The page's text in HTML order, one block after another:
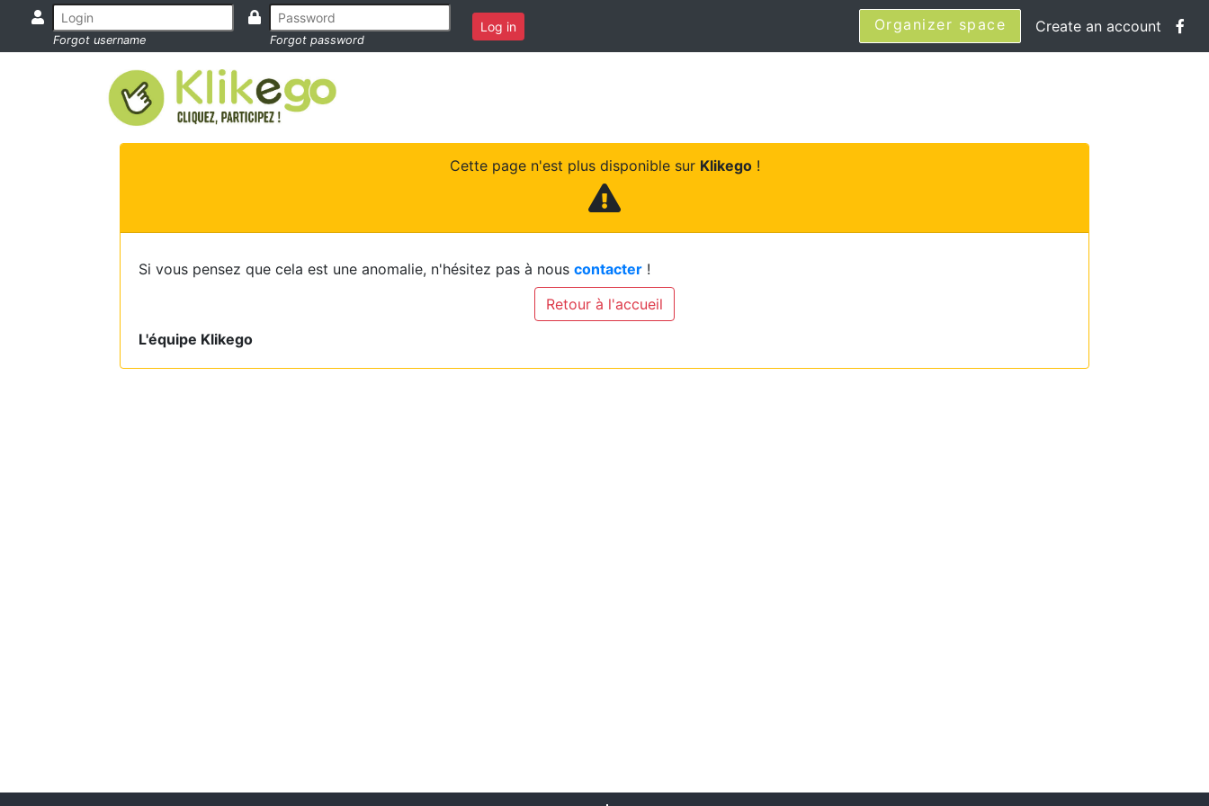
Forgot username Forgot password
Log in Organizer space Create an account
Cette page n'est plus disponible sur Klikego!
Si vous pensez que cela est une anomalie, n'hésitez pas à nous contacter !
Retour à l'accueil
L'équipe Klikego